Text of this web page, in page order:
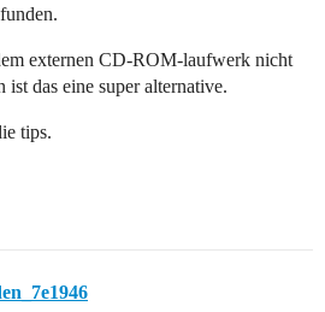
externen CD-ROM-laufwerk nicht
ist das eine super alternative.
tips.